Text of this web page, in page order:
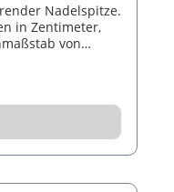
Nadelspitze.
in Zentimeter,
von
die Kapsel ist
geliefert.